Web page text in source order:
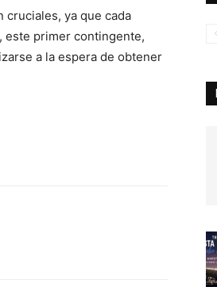
cruciales, ya que cada
este primer contingente,
a la espera de obtener